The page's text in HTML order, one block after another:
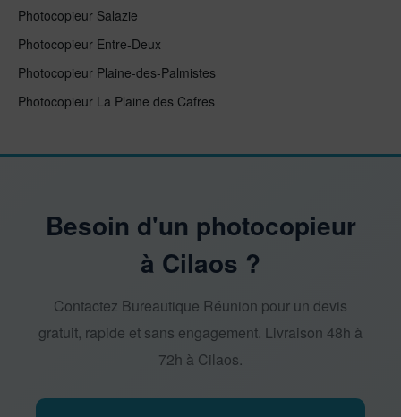
Photocopieur Salazie
Photocopieur Entre-Deux
Photocopieur Plaine-des-Palmistes
Photocopieur La Plaine des Cafres
Besoin d'un photocopieur
à Cilaos ?
Contactez Bureautique Réunion pour un devis
gratuit, rapide et sans engagement. Livraison 48h à
72h à Cilaos.